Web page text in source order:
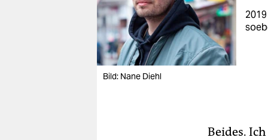
Bild: Nane Diehl
Beides.